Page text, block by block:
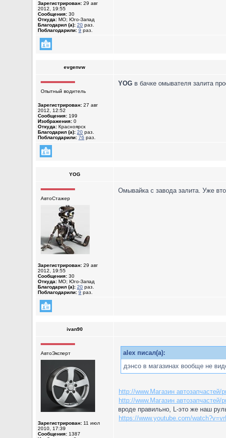
Зарегистрирован: 29 авг
2012, 19:55
Сообщения: 30
Откуда: МО; Юго-Запад
Благодарил (а): 20 раз.
Поблагодарили: 9 раз.
evgenvw
Опытный водитель
Зарегистрирован: 27 авг
2012, 12:52
Сообщения: 199
Изображения: 0
Откуда: Красноярск
Благодарил (а): 20 раз.
Поблагодарили: 76 раз.
YOG в бачке омывателя залита
YOG
АвтоСтажер
Зарегистрирован: 29 авг
2012, 19:55
Сообщения: 30
Откуда: МО; Юго-Запад
Благодарил (а): 20 раз.
Поблагодарили: 9 раз.
Омывайка с завода залита. Уже
ivan90
АвтоЭксперт
Зарегистрирован: 11 июл
2010, 17:39
Сообщения: 1387
alex писал(а):
дэнсо в магазинах вообще не
http://www.Магазин
http://www.Магазин
вроде правильно, L-это же наш
https://www.youtube.com/